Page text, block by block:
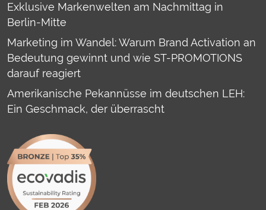
Exklusive Markenwelten am Nachmittag in
Berlin-Mitte
Marketing im Wandel: Warum Brand Activation an
Bedeutung gewinnt und wie ST-PROMOTIONS
darauf reagiert
Amerikanische Pekannüsse im deutschen LEH:
Ein Geschmack, der überrascht